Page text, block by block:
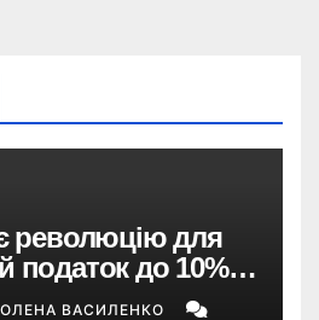
революцію для
до 10%,
та перегляд 2-ї
ОЛЕНА ВАСИЛЕНКО